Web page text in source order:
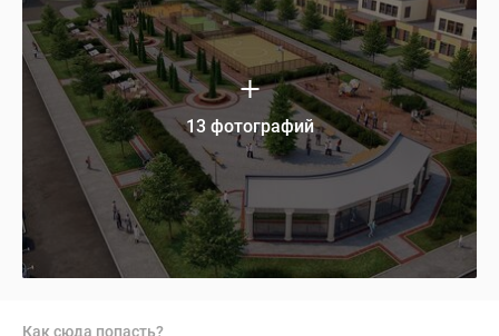
13 фотографий
Как сюда попасть?